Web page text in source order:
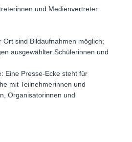
und Medienvertreter:
Ort sind Bildaufnahmen möglich;
ausgewählter Schülerinnen und
Eine Presse-Ecke steht für
mit Teilnehmerinnen und
Organisatorinnen und